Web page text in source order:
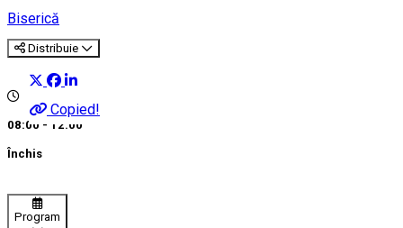
Biserică
Distribuie
Copied!
08:00 - 12:00
Închis
Program